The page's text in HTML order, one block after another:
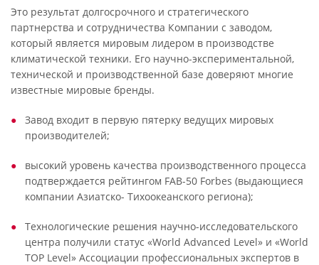
Это результат долгосрочного и стратегического
партнерства и сотрудничества Компании с заводом,
который является мировым лидером в производстве
климатической техники. Его научно-экспериментальной,
технической и производственной базе доверяют многие
известные мировые бренды.
Завод входит в первую пятерку ведущих мировых
производителей;
высокий уровень качества производственного процесса
подтверждается рейтингом FAB-50 Forbes (выдающиеся
компании Азиатско- Тихоокеанского региона);
Технологические решения научно-исследовательского
центра получили статус «World Advanced Level» и «World
TOP Level» Ассоциации профессиональных экспертов в